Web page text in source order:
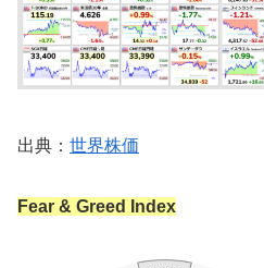
出典： 世界株価
Fear & Greed Index